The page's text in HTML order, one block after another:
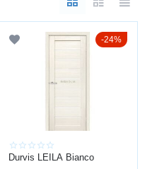
24%
Durvis LEILA Bianco